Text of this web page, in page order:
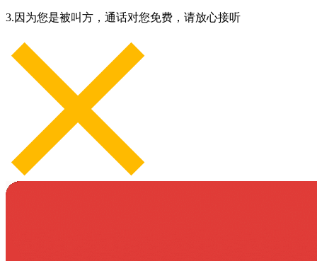
3.因为您是被叫方，通话对您免费，请放心接听